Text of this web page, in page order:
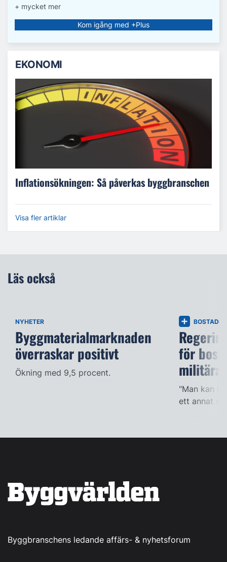
+ mycket mer
Kom igång med +Plus
EKONOMI
Inflationsökningen: Så påverkas byggbranschen
Visa fler artiklar
Läs också
NYHETER
Byggmaterialmarknaden
överraskar positivt
Ökning med 9,5 procent.
för
militära
"Man kan
ett annat
Byggbranschens ledande affärs- & nyhetsforum